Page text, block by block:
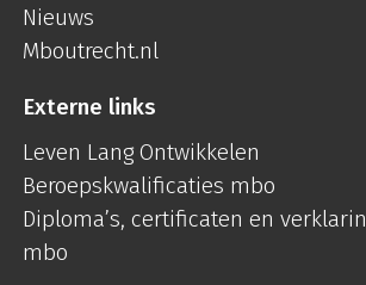
Nieuws
Mboutrecht.nl
Externe links
Leven Lang Ontwikkelen
Beroepskwalificaties mbo
Diploma’s, certificaten en
mbo